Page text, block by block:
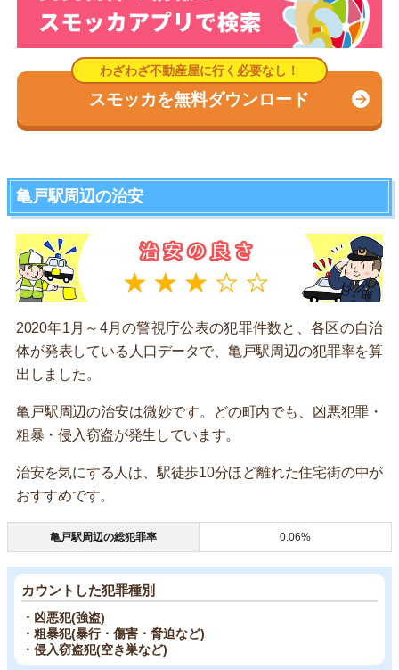
スモッカを無料ダウンロード
亀戸駅周辺の治安
2020年1月～4月の警視庁公表の犯罪件数と、各区の自治
体が発表している人口データで、亀戸駅周辺の犯罪率を算
出しました。
亀戸駅周辺の治安は微妙です。どの町内でも、凶悪犯罪・
粗暴・侵入窃盗が発生しています。
治安を気にする人は、駅徒歩10分ほど離れた住宅街の中が
おすすめです。
亀戸駅周辺の総犯罪率 0.06%
カウントした犯罪種別
・凶悪犯(強盗)
・粗暴犯(暴行・傷害・脅迫など)
・侵入窃盗犯(空き巣など)